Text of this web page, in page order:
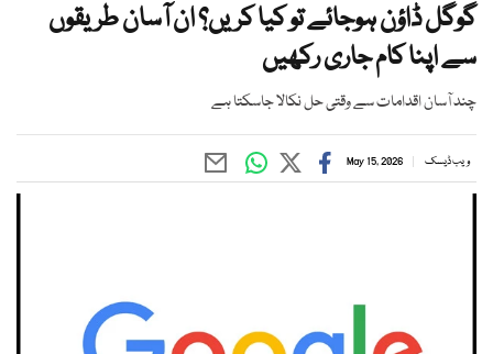
گوگل ڈاؤن ہوجائے تو کیا کریں؟ ان آسان طریقوں
سے اپنا کام جاری رکھیں
چند آسان اقدامات سے وقتی حل نکالا جاسکتا ہے
ویب ڈیسک May 15, 2026